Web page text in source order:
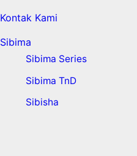
Kontak Kami
Sibima
Sibima Series
Sibima TnD
Sibisha